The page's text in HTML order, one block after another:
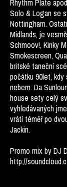
Rhythm Plate
Solo & Logan se
Nottingham.
Midlands, je
Schmoov!, Kinky
Smokescreen,
britské taneční
počátku 90´let,
nebem. Da
house sety celý
vyhledávaných
vrátí téměř po
Jackin.
Promo mix by DJ
http://